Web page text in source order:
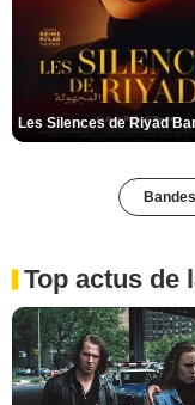
Top actus de